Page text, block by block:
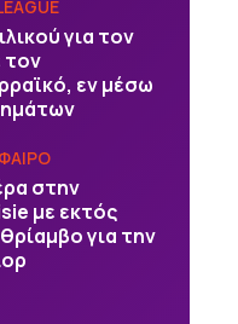
για τον
τον
εν μέσω
στην
με εκτός
για την